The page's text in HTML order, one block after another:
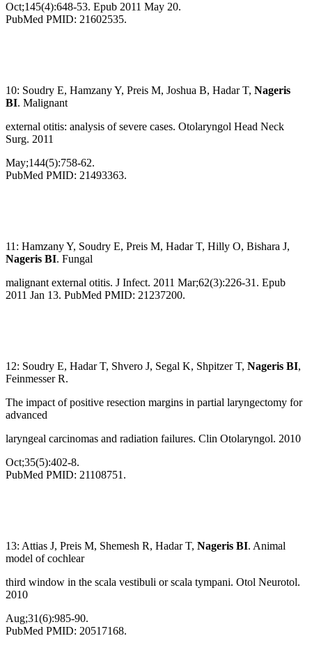
Oct;145(4):648-53. Epub 2011 May 20.
PubMed PMID: 21602535.
10: Soudry E, Hamzany Y, Preis M, Joshua B, Hadar T, Nageris
BI. Malignant
external otitis: analysis of severe cases. Otolaryngol Head Neck
Surg. 2011
May;144(5):758-62.
PubMed PMID: 21493363.
11: Hamzany Y, Soudry E, Preis M, Hadar T, Hilly O, Bishara J,
Nageris BI. Fungal
malignant external otitis. J Infect. 2011 Mar;62(3):226-31. Epub
2011 Jan 13. PubMed PMID: 21237200.
12: Soudry E, Hadar T, Shvero J, Segal K, Shpitzer T, Nageris BI,
Feinmesser R.
The impact of positive resection margins in partial laryngectomy for
advanced
laryngeal carcinomas and radiation failures. Clin Otolaryngol. 2010
Oct;35(5):402-8.
PubMed PMID: 21108751.
13: Attias J, Preis M, Shemesh R, Hadar T, Nageris BI. Animal
model of cochlear
third window in the scala vestibuli or scala tympani. Otol Neurotol.
2010
Aug;31(6):985-90.
PubMed PMID: 20517168.